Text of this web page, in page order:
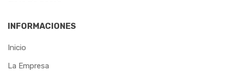
INFORMACIONES
Inicio
La Empresa